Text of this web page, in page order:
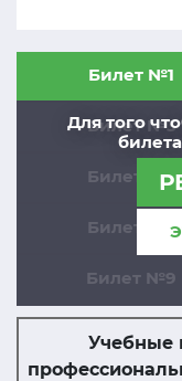
Для того
Билет №1
Билет №3
Билет №5
Билет №7
Билет №9
Учебные